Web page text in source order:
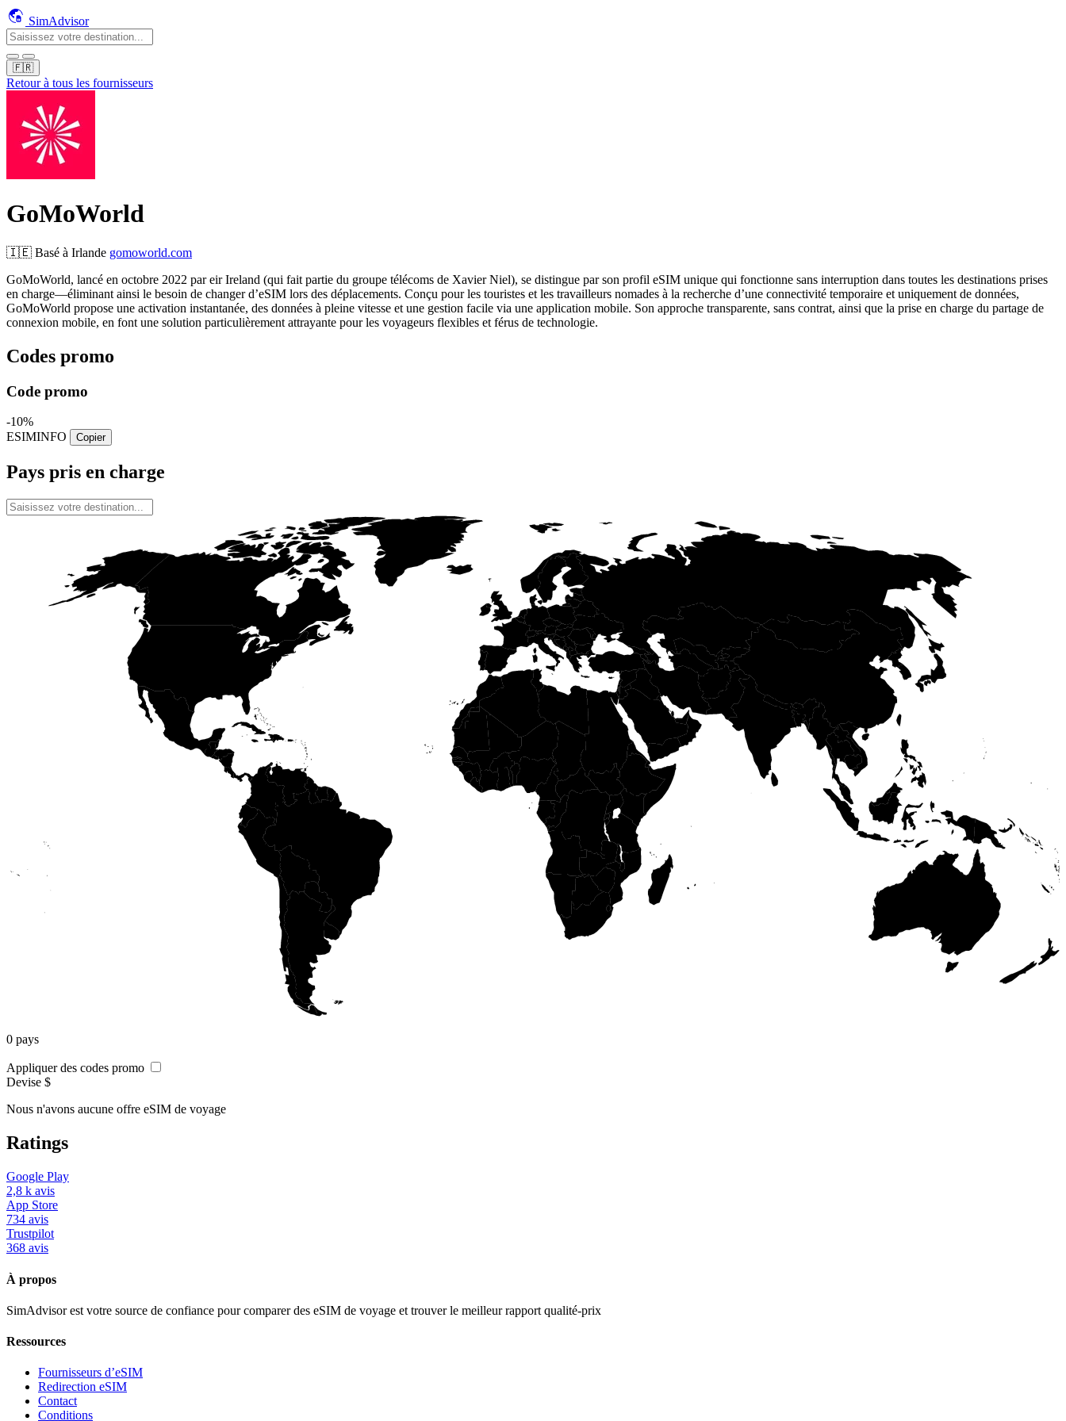
SimAdvisor
🇫🇷
Retour à tous les fournisseurs
GoMoWorld
🇮🇪 Basé à Irlande gomoworld.com
GoMoWorld, lancé en octobre 2022 par eir Ireland (qui fait partie du groupe télécoms de Xavier Niel), se distingue par son profil eSIM unique qui fonctionne sans interruption dans toutes les destinations prises
en charge—éliminant ainsi le besoin de changer d’eSIM lors des déplacements. Conçu pour les touristes et les travailleurs nomades à la recherche d’une connectivité temporaire et uniquement de données,
GoMoWorld propose une activation instantanée, des données à pleine vitesse et une gestion facile via une application mobile. Son approche transparente, sans contrat, ainsi que la prise en charge du partage de
connexion mobile, en font une solution particulièrement attrayante pour les voyageurs flexibles et férus de technologie.
Codes promo
Code promo
-10%
ESIMINFO
Copier
Pays pris en charge
0 pays
Appliquer des codes promo
Devise $
Nous n'avons aucune offre eSIM de voyage
Ratings
Google Play
2,8 k avis
App Store
734 avis
Trustpilot
368 avis
À propos
SimAdvisor est votre source de confiance pour comparer des eSIM de voyage et trouver le meilleur rapport qualité-prix
Ressources
Fournisseurs d’eSIM
Redirection eSIM
Contact
Conditions